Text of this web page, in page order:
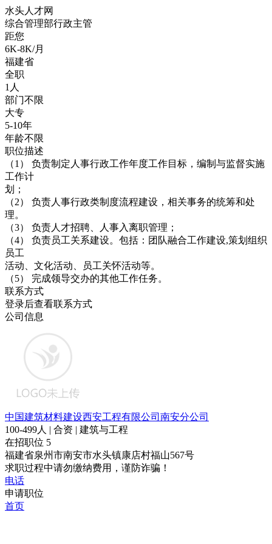
水头人才网
综合管理部行政主管
距您
6K-8K/月
福建省
全职
1人
部门不限
大专
5-10年
年龄不限
职位描述
（1） 负责制定人事行政工作年度工作目标，编制与监督实施
工作计
划；
（2） 负责人事行政类制度流程建设，相关事务的统筹和处
理。
（3） 负责人才招聘、人事入离职管理；
（4） 负责员工关系建设。包括：团队融合工作建设,策划组织
员工
活动、文化活动、员工关怀活动等。
（5） 完成领导交办的其他工作任务。
联系方式
登录后查看联系方式
公司信息
中国建筑材料建设西安工程有限公司南安分公司
100-499人 | 合资 | 建筑与工程
在招职位 5
福建省泉州市南安市水头镇康店村福山567号
求职过程中请勿缴纳费用，谨防诈骗！
电话
申请职位
首页